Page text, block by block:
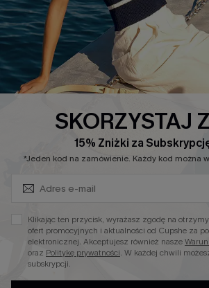
20% Zniżki na SMS
FAQS
Kontakt
POPULARNA KOLEKCJA
Modne Sukienki
Kontroli Brzucha
Wysokim Stanem
SKORZYSTAJ
15% Zniżki za
*Jeden kod na zamówienie. Każdy kod można
Klikając ten przycisk, wyrażasz zgodę na
ofert promocyjnych i aktualności od Cupshe za
elektronicznej. Akceptujesz również nasze
oraz Politykę prywatności. W każdej chwili
subskrypcji.